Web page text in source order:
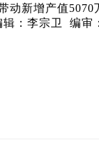
动新增产值
：李宗卫 编审